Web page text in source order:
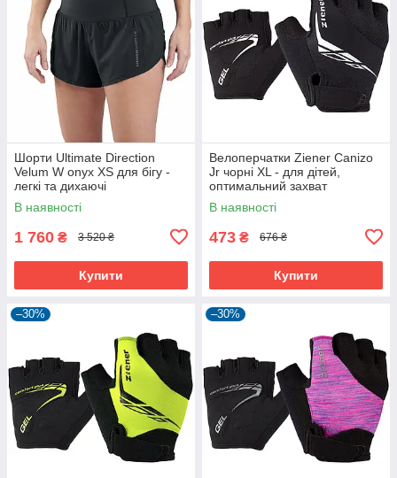
Шорти Ultimate Direction
Velum W onyx XS для бігу -
легкі та дихаючі
В наявності
1 760 ₴ 3 520 ₴
Купити
Велоперчатки Ziener Canizo
Jr чорні XL - для дітей,
оптимальний захват
В наявності
473 ₴ 676 ₴
Купити
–30% –30%